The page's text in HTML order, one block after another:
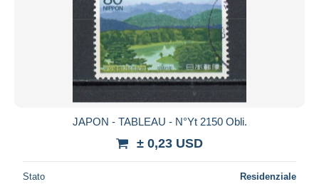
JAPON - TABLEAU - N°Yt 2150 Obli.
± 0,23 USD
Stato Residenziale